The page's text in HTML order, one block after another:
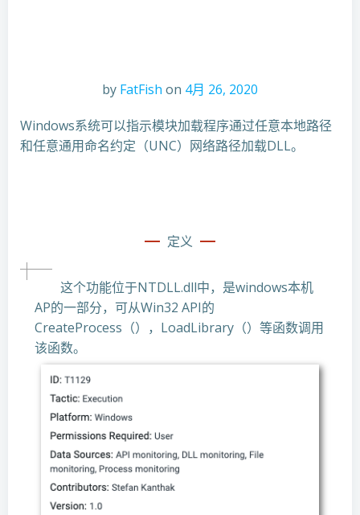
by FatFish on 4月 26, 2020
Windows系统可以指示模块加载程序通过任意本地路径
和任意通用命名约定（UNC）网络路径加载DLL。
定义
这个功能位于NTDLL.dll中，是windows本机
AP的一部分，可从Win32 API的
CreateProcess（），LoadLibrary（）等函数调用
该函数。